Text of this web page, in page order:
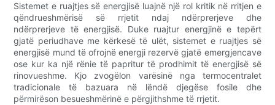
Sistemet e ruajtjes së energjisë luajnë një rol kritik në rritjen e
qëndrueshmërisë së rrjetit ndaj ndërprerjeve dhe
ndërprerjeve të energjisë. Duke ruajtur energjinë e tepërt
gjatë periudhave me kërkesë të ulët, sistemet e ruajtjes së
energjisë mund të ofrojnë energji rezervë gjatë emergjencave
ose kur ka një rënie të papritur të prodhimit të energjisë së
rinovueshme. Kjo zvogëlon varësinë nga termocentralet
tradicionale të bazuara në lëndë djegëse fosile dhe
përmirëson besueshmërinë e përgjithshme të rrjetit.